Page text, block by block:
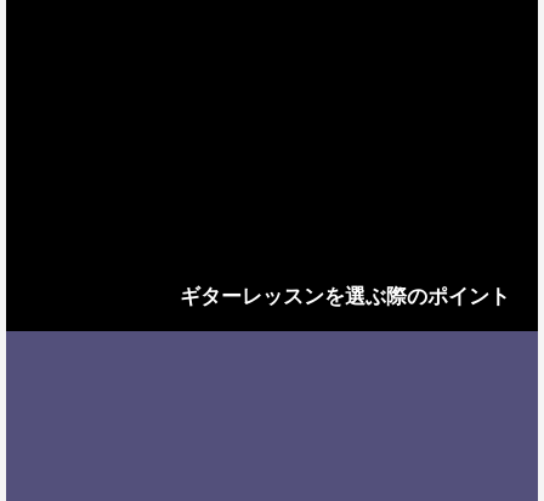
ギターレッスンを選ぶ際のポイント